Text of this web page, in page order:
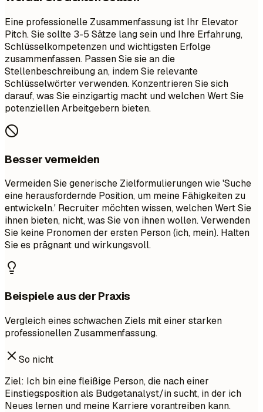
Eine professionelle Zusammenfassung ist Ihr Elevator
Pitch. Sie sollte 3-5 Sätze lang sein und Ihre Erfahrung,
Schlüsselkompetenzen und wichtigsten Erfolge
zusammenfassen. Passen Sie sie an die
Stellenbeschreibung an, indem Sie relevante
Schlüsselwörter verwenden. Konzentrieren Sie sich
darauf, was Sie einzigartig macht und welchen Wert Sie
potenziellen Arbeitgebern bieten.
Besser vermeiden
Vermeiden Sie generische Zielformulierungen wie 'Suche
eine herausfordernde Position, um meine Fähigkeiten zu
entwickeln.' Recruiter möchten wissen, welchen Wert Sie
ihnen bieten, nicht, was Sie von ihnen wollen. Verwenden
Sie keine Pronomen der ersten Person (ich, mein). Halten
Sie es prägnant und wirkungsvoll.
Beispiele aus der Praxis
Vergleich eines schwachen Ziels mit einer starken
professionellen Zusammenfassung.
So nicht
Ziel: Ich bin eine fleißige Person, die nach einer
Einstiegsposition als Budgetanalyst/in sucht, in der ich
Neues lernen und meine Karriere vorantreiben kann.